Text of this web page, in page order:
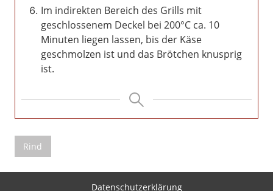
Im indirekten Bereich des Grills mit
geschlossenem Deckel bei 200°C ca. 10
Minuten liegen lassen, bis der Käse
geschmolzen ist und das Brötchen knusprig
ist.
Rind
Datenschutzerklärung